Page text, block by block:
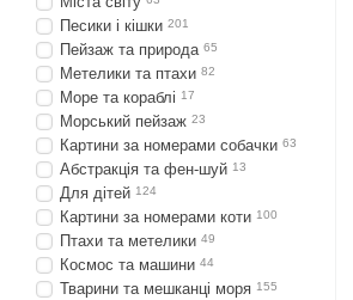
Песики і кішки 201
Пейзаж та природа 65
Метелики та птахи 82
Море та кораблі 17
Морський пейзаж 23
Картини за номерами собачки 63
Абстракція та фен-шуй 13
Для дітей 124
Картини за номерами коти 100
Птахи та метелики 49
Космос та машини 44
Тварини та мешканці моря 155